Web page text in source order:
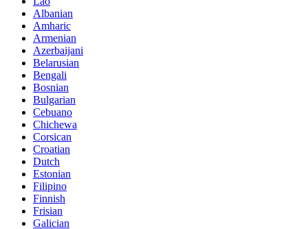
Albanian
Amharic
Armenian
Azerbaijani
Belarusian
Bengali
Bosnian
Bulgarian
Cebuano
Chichewa
Corsican
Croatian
Dutch
Estonian
Filipino
Finnish
Frisian
Galician